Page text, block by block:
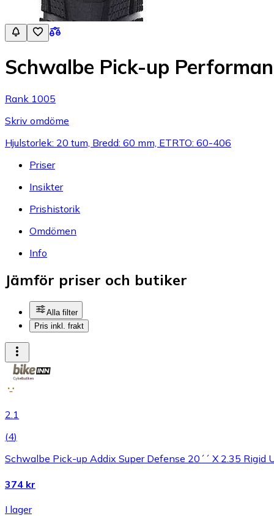
Schwalbe Pick-up
Rank 1005
Skriv omdöme
Hjulstorlek: 20 tum, Bredd: 60 mm, ETRTO: 60-406
Priser
Insikter
Prishistorik
Omdömen
Info
Jämför priser och butiker
Alla filter
Pris inkl. frakt
2.1
(4)
Schwalbe Pick-up Addix Super Defense 20´´ X 2.35 Rigid
374 kr
I lager